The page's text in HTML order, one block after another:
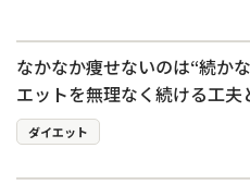
なかなか痩せないのは“続か
エットを無理なく続ける工
ダイエット